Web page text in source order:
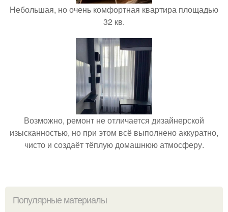
Небольшая, но очень комфортная квартира площадью
32 кв.
Возможно, ремонт не отличается дизайнерской
изысканностью, но при этом всё выполнено аккуратно,
чисто и создаёт тёплую домашнюю атмосферу.
Популярные материалы